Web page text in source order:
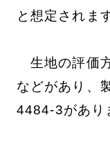
と想定されま
生地の評価
などがあり、
4484-3があり